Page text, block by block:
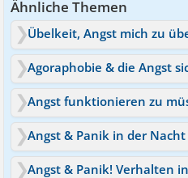
Ähnliche Themen
Übelkeit, Angst mich zu
Agoraphobie & die Angst
Angst & Panik in der Nacht